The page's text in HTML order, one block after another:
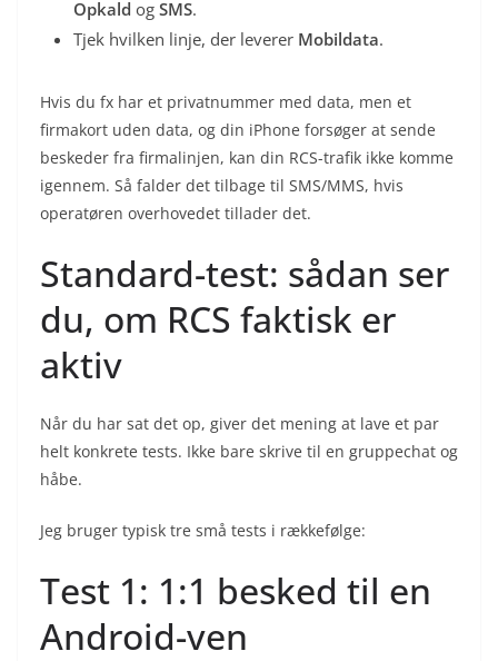
Opkald og SMS.
Tjek hvilken linje, der leverer Mobildata.
Hvis du fx har et privatnummer med data, men et
firmakort uden data, og din iPhone forsøger at sende
beskeder fra firmalinjen, kan din RCS-trafik ikke komme
igennem. Så falder det tilbage til SMS/MMS, hvis
operatøren overhovedet tillader det.
Standard-test: sådan ser
du, om RCS faktisk er
aktiv
Når du har sat det op, giver det mening at lave et par
helt konkrete tests. Ikke bare skrive til en gruppechat og
håbe.
Jeg bruger typisk tre små tests i rækkefølge:
Test 1: 1:1 besked til en
Android-ven